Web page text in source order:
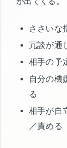
ささいな
冗談が通
相手の予
自分の機
る
相手が自
／責める